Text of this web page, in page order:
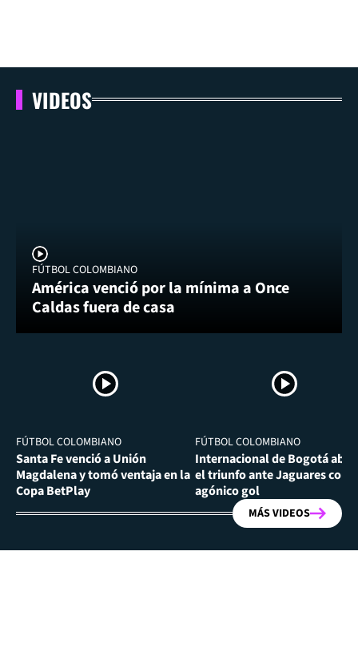
VIDEOS
FÚTBOL COLOMBIANO
América venció por la mínima a Once
Caldas fuera de casa
FÚTBOL COLOMBIANO
Santa Fe venció a Unión
Magdalena y tomó ventaja en la
Copa BetPlay
FÚTBOL COLOMBIANO
Internacional de Bogotá
el triunfo ante Jaguares con
agónico gol
MÁS VIDEOS